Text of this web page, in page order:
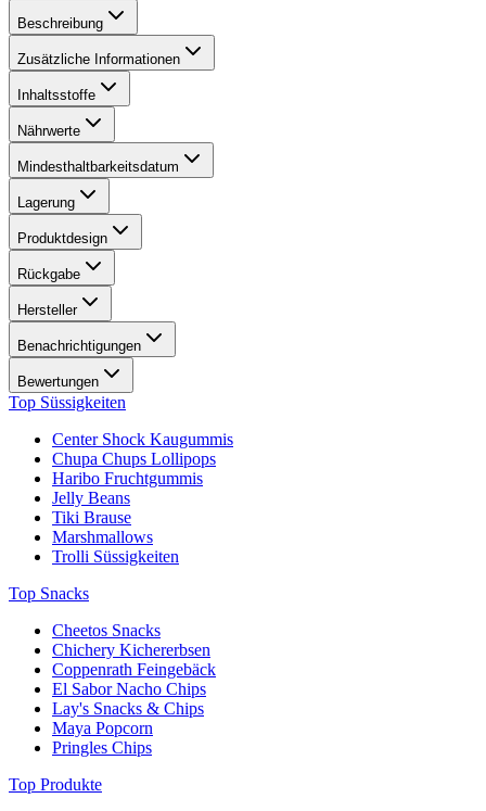
Beschreibung
Zusätzliche Informationen
Inhaltsstoffe
Nährwerte
Mindesthaltbarkeitsdatum
Lagerung
Produktdesign
Rückgabe
Hersteller
Benachrichtigungen
Bewertungen
Top Süssigkeiten
Center Shock Kaugummis
Chupa Chups Lollipops
Haribo Fruchtgummis
Jelly Beans
Tiki Brause
Marshmallows
Trolli Süssigkeiten
Top Snacks
Cheetos Snacks
Chichery Kichererbsen
Coppenrath Feingebäck
El Sabor Nacho Chips
Lay's Snacks & Chips
Maya Popcorn
Pringles Chips
Top Produkte